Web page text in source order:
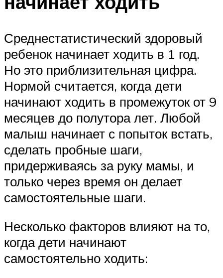
Среднестатистический здоровый
ребенок начинает ходить в 1 год.
Но это приблизительная цифра.
Нормой считается, когда дети
начинают ходить в промежуток от 9
месяцев до полутора лет. Любой
малыш начинает с попыток встать,
сделать пробные шаги,
придерживаясь за руку мамы, и
только через время он делает
самостоятельные шаги.
Несколько факторов влияют на то,
когда дети начинают
самостоятельно ходить: